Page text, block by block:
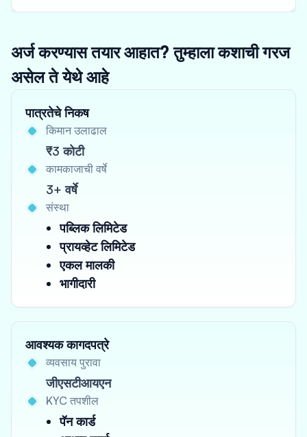
अर्ज करण्यास तयार आहात? तुम्हाला कशाची गरज
असेल ते येथे आहे
पात्रतेचे निकष
किमान उलाढाल
₹3 कोटी
कामकाजाची वर्षे
3+ वर्षे
संस्था
पब्लिक लिमिटेड
प्रायव्हेट लिमिटेड
एकल मालकी
भागीदारी
आवश्यक कागदपत्रे
व्यवसाय पुरावा
जीएसटीआयएन
KYC तपशील
पॅन कार्ड